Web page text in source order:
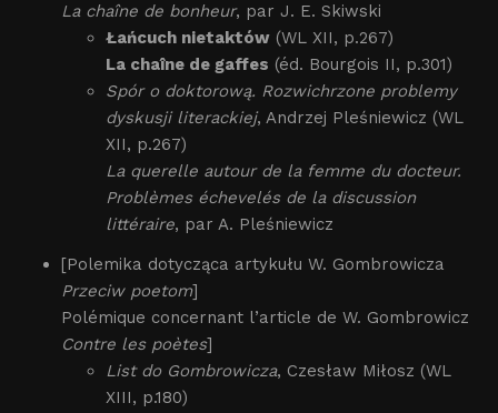
La chaîne de bonheur, par J. E. Skiwski
Łańcuch nietaktów (WL XII, p.267)
La chaîne de gaffes (éd. Bourgois II, p.301)
Spór o doktorową. Rozwichrzone problemy
dyskusji literackiej, Andrzej Pleśniewicz (WL
XII, p.267)
La querelle autour de la femme du docteur.
Problèmes échevelés de la discussion
littéraire, par A. Pleśniewicz
[Polemika dotycząca artykułu W. Gombrowicza
Przeciw poetom]
Polémique concernant l’article de W. Gombrowicz
Contre les poètes]
List do Gombrowicza, Czesław Miłosz (WL
XIII, p.180)